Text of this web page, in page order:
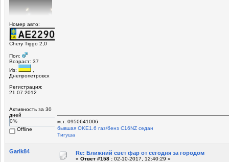
Номер авто:
Chery Tiggo 2,0
Пол:
Возраст: 37
Из:
,
Днепропетровск
Регистрация:
21.07.2012
Активность за 30
дней
0%
Offline
м.т. 0950641006
бывшая OKЕ1.6 газ/бенз C16NZ седан
Tигуша
Garik84 Re: Ближний свет фар от сегодня за городом
« Ответ #158 : 02-10-2017, 12:40:29 »